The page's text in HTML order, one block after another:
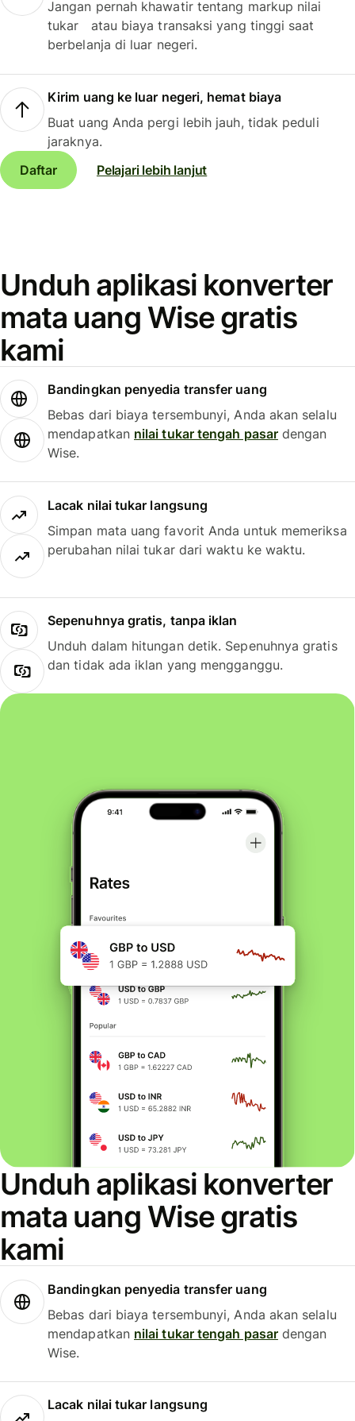
Jangan pernah khawatir tentang markup nilai
tukar atau biaya transaksi yang tinggi saat
berbelanja di luar negeri.
Kirim uang ke luar negeri, hemat biaya
Buat uang Anda pergi lebih jauh, tidak peduli
jaraknya.
Daftar
Pelajari lebih lanjut
Unduh aplikasi konverter
mata uang Wise gratis
kami
Bandingkan penyedia transfer uang
Bebas dari biaya tersembunyi, Anda akan selalu
mendapatkan nilai tukar tengah pasardengan
Wise.
Lacak nilai tukar langsung
Simpan mata uang favorit Anda untuk memeriksa
perubahan nilai tukar dari waktu ke waktu.
Sepenuhnya gratis, tanpa iklan
Unduh dalam hitungan detik. Sepenuhnya gratis
dan tidak ada iklan yang mengganggu.
Unduh aplikasi konverter
mata uang Wise gratis
kami
Bandingkan penyedia transfer uang
Bebas dari biaya tersembunyi, Anda akan selalu
mendapatkan nilai tukar tengah pasardengan
Wise.
Lacak nilai tukar langsung